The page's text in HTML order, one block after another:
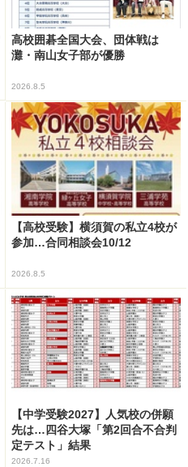
高校囲碁全国大会、団体戦は
灘・南山女子部が優勝
2026.8.5
【高校受験】横須賀の私立4校が
参加…合同相談会10/12
2026.8.5
【中学受験2027】人気校の併願
先は…四谷大塚「第2回合不合判
定テスト」結果
2026.7.16